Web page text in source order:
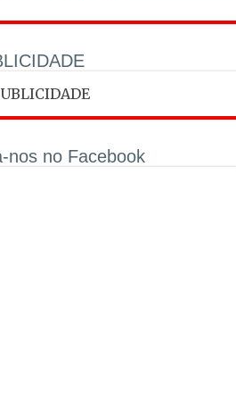
nos no Facebook